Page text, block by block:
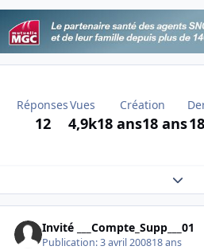
Réponses
12
Vues
4,9k
Création
18 ans18 ans
Invité ___Compte_Supp___01
Publication:3 avril 200818 ans